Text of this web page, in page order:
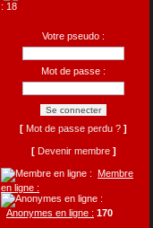
: 18
Votre pseudo :
Mot de passe :
[ Mot de passe perdu ? ]
[ Devenir membre]
Membre
en ligne :
Anonymes en ligne : 170